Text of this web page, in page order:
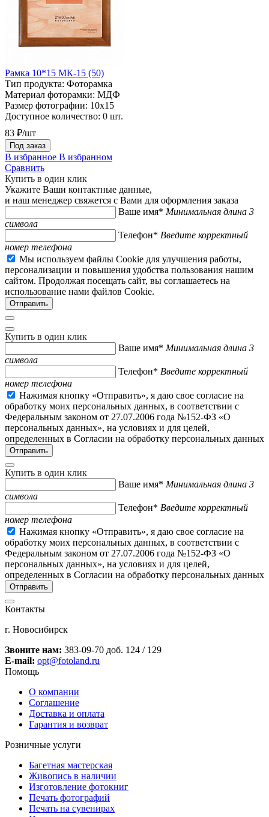
Рамка 10*15 МК-15 (50)
Тип продукта: Фоторамка
Материал фоторамки: МДФ
Размер фотографии: 10х15
Доступное количество: 0 шт.
83 ₽/шт
Под заказ
В избранное В избранном
Сравнить
Купить в один клик
Укажите Ваши контактные данные,
и наш менеджер свяжется с Вами для оформления заказа
Ваше имя* Минимальная длина 3
символа
Телефон* Введите корректный
номер телефона
Мы используем файлы Cookie для улучшения работы,
персонализации и повышения удобства пользования нашим
сайтом. Продолжая посещать сайт, вы соглашаетесь на
использование нами файлов Cookie.
Купить в один клик
Ваше имя* Минимальная длина 3
символа
Телефон* Введите корректный
номер телефона
Нажимая кнопку «Отправить», я даю свое согласие на
обработку моих персональных данных, в соответствии с
Федеральным законом от 27.07.2006 года №152-ФЗ «О
персональных данных», на условиях и для целей,
определенных в Согласии на обработку персональных данных
Купить в один клик
Ваше имя* Минимальная длина 3
символа
Телефон* Введите корректный
номер телефона
Нажимая кнопку «Отправить», я даю свое согласие на
обработку моих персональных данных, в соответствии с
Федеральным законом от 27.07.2006 года №152-ФЗ «О
персональных данных», на условиях и для целей,
определенных в Согласии на обработку персональных данных
Контакты
г. Новосибирск
Звоните нам: 383-09-70 доб. 124 / 129
E-mail: opt@fotoland.ru
Помощь
О компании
Соглашение
Доставка и оплата
Гарантия и возврат
Розничные услуги
Багетная мастерская
Живопись в наличии
Изготовление фотокниг
Печать фотографий
Печать на сувенирах